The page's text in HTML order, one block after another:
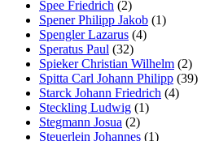
Spee Friedrich (2)
Spener Philipp Jakob (1)
Spengler Lazarus (4)
Speratus Paul (32)
Spieker Christian Wilhelm (2)
Spitta Carl Johann Philipp (39)
Starck Johann Friedrich (4)
Steckling Ludwig (1)
Stegmann Josua (2)
Steuerlein Johannes (1)